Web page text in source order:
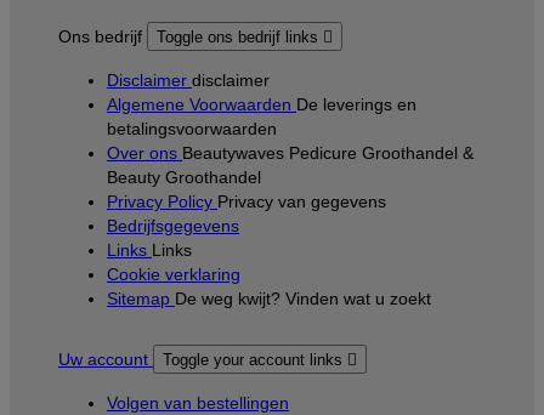
Ons bedrijf Toggle ons bedrijf links 
Disclaimer disclaimer
Algemene Voorwaarden De leverings en
betalingsvoorwaarden
Over ons Beautywaves Pedicure Groothandel &
Beauty Groothandel
Privacy Policy Privacy van gegevens
Bedrijfsgegevens
Links Links
Cookie verklaring
Sitemap De weg kwijt? Vinden wat u zoekt
Uw account Toggle your account links 
Volgen van bestellingen